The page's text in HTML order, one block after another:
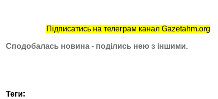
Підписатись на телеграм канал Gazetahm.org
Сподобалась новина - поділись нею з іншими.
Теги: